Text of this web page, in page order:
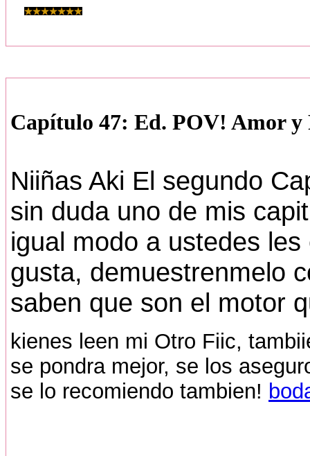
Capítulo 47: Ed. POV! Amor y
Niiñas Aki El segundo
sin duda uno de mis
igual modo a ustedes
gusta, demuestrenmelo
saben que son el motor
kienes leen mi Otro Fiic,
se pondra mejor, se los
se lo recomiendo tambien!